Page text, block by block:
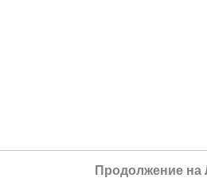
Продолжение на